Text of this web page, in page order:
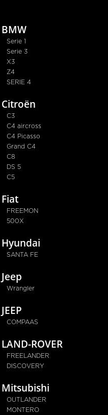
BMW
Serie 1
Serie 3
X3
Z4
SERIE 4
Citroën
C3
C4 aircross
C4 Picasso
Grand C4
C8
DS 5
C5
Fiat
FREEMON
500X
Hyundai
SANTA FE
Jeep
Wrangler
JEEP
COMPAAS
LAND-ROVER
FREELANDER
DISCOVERY
Mitsubishi
OUTLANDER
MONTERO